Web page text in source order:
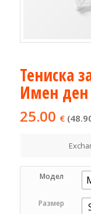
Тениска
Имен ден
25.00 €
Модел
Размер